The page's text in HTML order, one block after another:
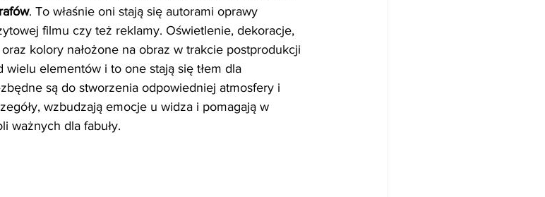
. To właśnie oni stają się autorami oprawy
filmu czy też reklamy. Oświetlenie, dekoracje,
kolory nałożone na obraz w trakcie postprodukcji
elementów i to one stają się tłem dla
są do stworzenia odpowiedniej atmosfery i
wzbudzają emocje u widza i pomagają w
ważnych dla fabuły.